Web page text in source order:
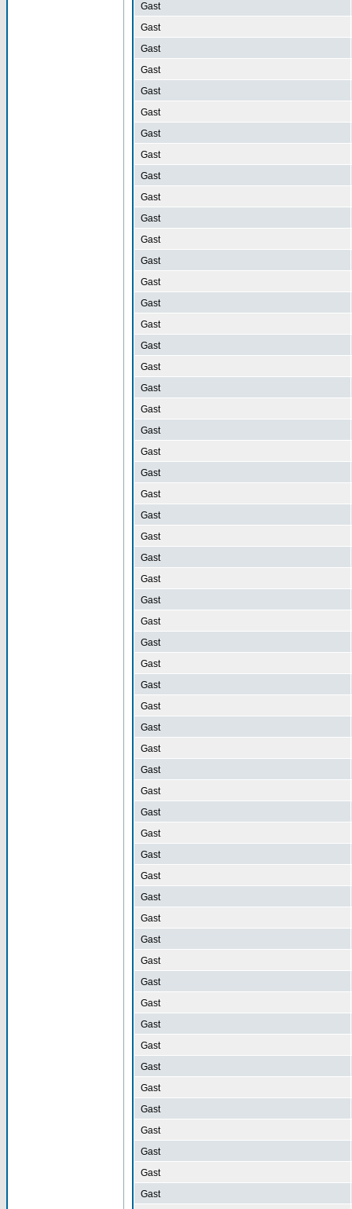
Gast
Gast
Gast
Gast
Gast
Gast
Gast
Gast
Gast
Gast
Gast
Gast
Gast
Gast
Gast
Gast
Gast
Gast
Gast
Gast
Gast
Gast
Gast
Gast
Gast
Gast
Gast
Gast
Gast
Gast
Gast
Gast
Gast
Gast
Gast
Gast
Gast
Gast
Gast
Gast
Gast
Gast
Gast
Gast
Gast
Gast
Gast
Gast
Gast
Gast
Gast
Gast
Gast
Gast
Gast
Gast
Gast